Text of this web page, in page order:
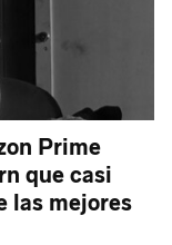
Prime
que casi
las mejores